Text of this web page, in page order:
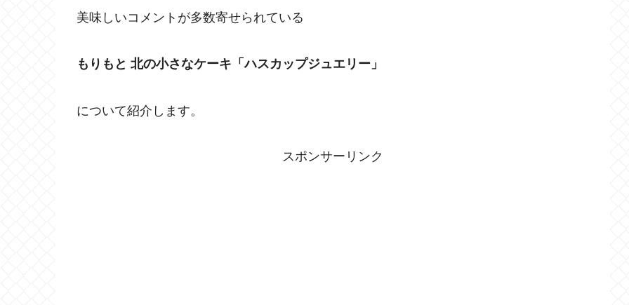
美味しいコメントが多数寄せられている
もりもと 北の小さなケーキ「ハスカップジュエリー」
について紹介します。
スポンサーリンク